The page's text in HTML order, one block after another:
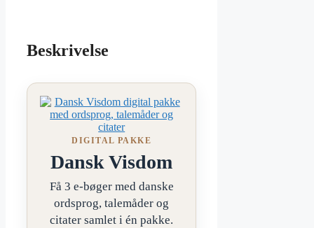
Beskrivelse
DIGITAL PAKKE
Dansk Visdom
Få 3 e-bøger med danske
ordsprog, talemåder og
citater samlet i én pakke.